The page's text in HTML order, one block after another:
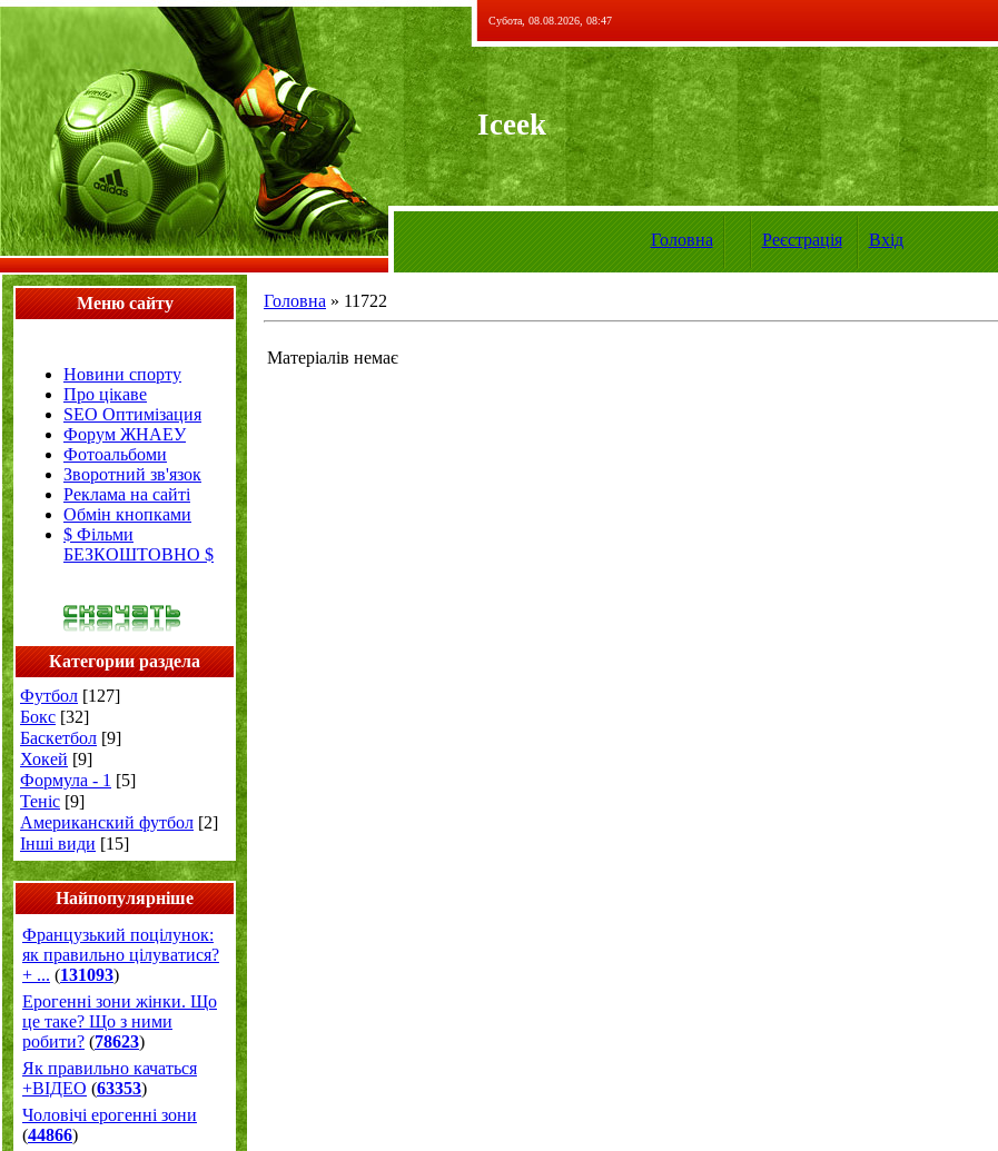
Субота, 08.08.2026, 08:47
Iceek
Головна Реєстрація Вхід
Меню сайту
Новини спорту
Про цікаве
SEO Оптимізация
Форум ЖНАЕУ
Фотоальбоми
Зворотний зв'язок
Реклама на сайті
Обмін кнопками
$ Фільми
БЕЗКОШТОВНО $
Категории раздела
Футбол [127]
Бокс [32]
Баскетбол [9]
Хокей [9]
Формула - 1 [5]
Теніс [9]
Американский футбол [2]
Інші види [15]
Найпопулярніше
Французький поцілунок:
як правильно цілуватися?
+ ... (131093)
Ерогенні зони жінки. Що
це таке? Що з ними
робити? (78623)
Як правильно качаться
+ВІДЕО (63353)
Чоловічі ерогенні зони
(44866)
Головна » 11722
Матеріалів немає